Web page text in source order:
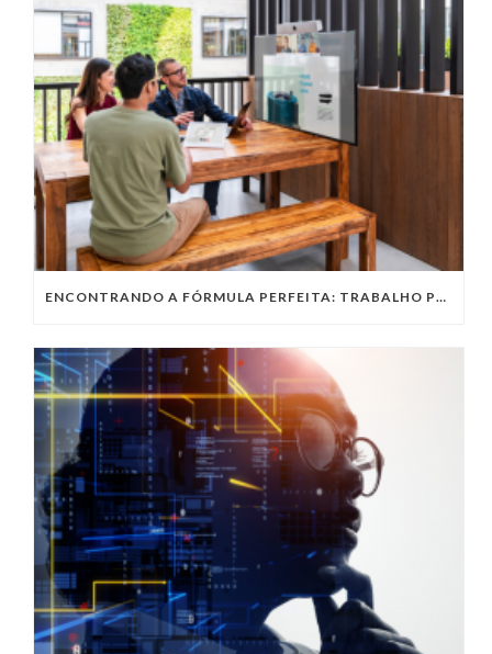
ENCONTRANDO A FÓRMULA PERFEITA: TRABALHO PRESENCIAL, HOME OFFICE OU TRABALHO HÍBRIDO?